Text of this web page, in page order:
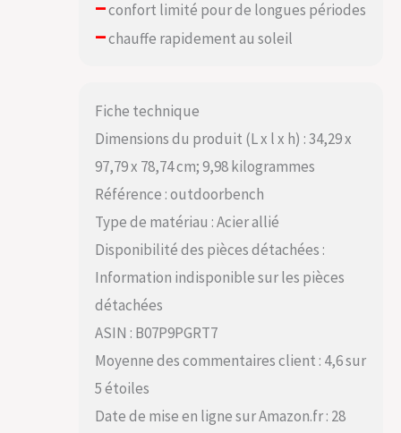
–confort limité pour de longues périodes
–chauffe rapidement au soleil
Fiche technique
Dimensions du produit (L x l x h) : 34,29 x
97,79 x 78,74 cm; 9,98 kilogrammes
Référence : outdoorbench
Type de matériau : Acier allié
Disponibilité des pièces détachées :
Information indisponible sur les pièces
détachées
ASIN : B07P9PGRT7
Moyenne des commentaires client : 4,6 sur
5 étoiles
Date de mise en ligne sur Amazon.fr : 28